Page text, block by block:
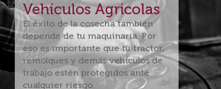
Vehículos Agricolas
El éxito de la cosecha también
depende de tu maquinaria. Por
eso es importante que tu tractor,
remolques y demás vehículos de
trabajo estén protegidos ante
cualquier riesgo.